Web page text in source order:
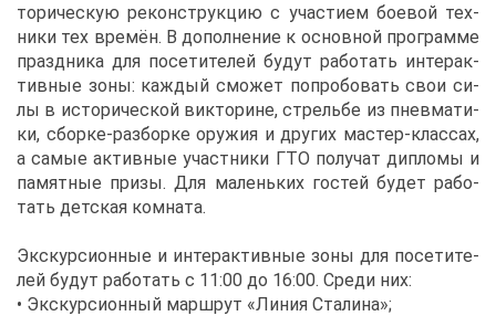
то­ри­че­скую ре­кон­струк­цию с уча­сти­ем бо­е­вой тех­
ни­ки тех вре­мён. В до­пол­не­ние к ос­нов­ной про­грам­ме
празд­ни­ка для по­се­ти­те­лей бу­дут ра­бо­тать ин­тер­ак­
тив­ные зо­ны: каж­дый смо­жет по­про­бо­вать свои си­
лы в ис­то­ри­че­ской вик­то­рине, стрель­бе из пнев­ма­ти­
ки, сбор­ке-раз­бор­ке ору­жия и дру­гих ма­стер-клас­сах,
а са­мые ак­тив­ные участ­ни­ки ГТО по­лу­чат ди­пло­мы и
па­мят­ные при­зы. Для ма­лень­ких го­стей бу­дет ра­бо­
тать дет­ская ком­на­та.
Экс­кур­си­он­ные и ин­тер­ак­тив­ные зо­ны для по­се­ти­те­
лей бу­дут ра­бо­тать с 11:00 до 16:00. Сре­ди них:
• Экс­кур­си­он­ный марш­рут «Ли­ния Ста­ли­на»;